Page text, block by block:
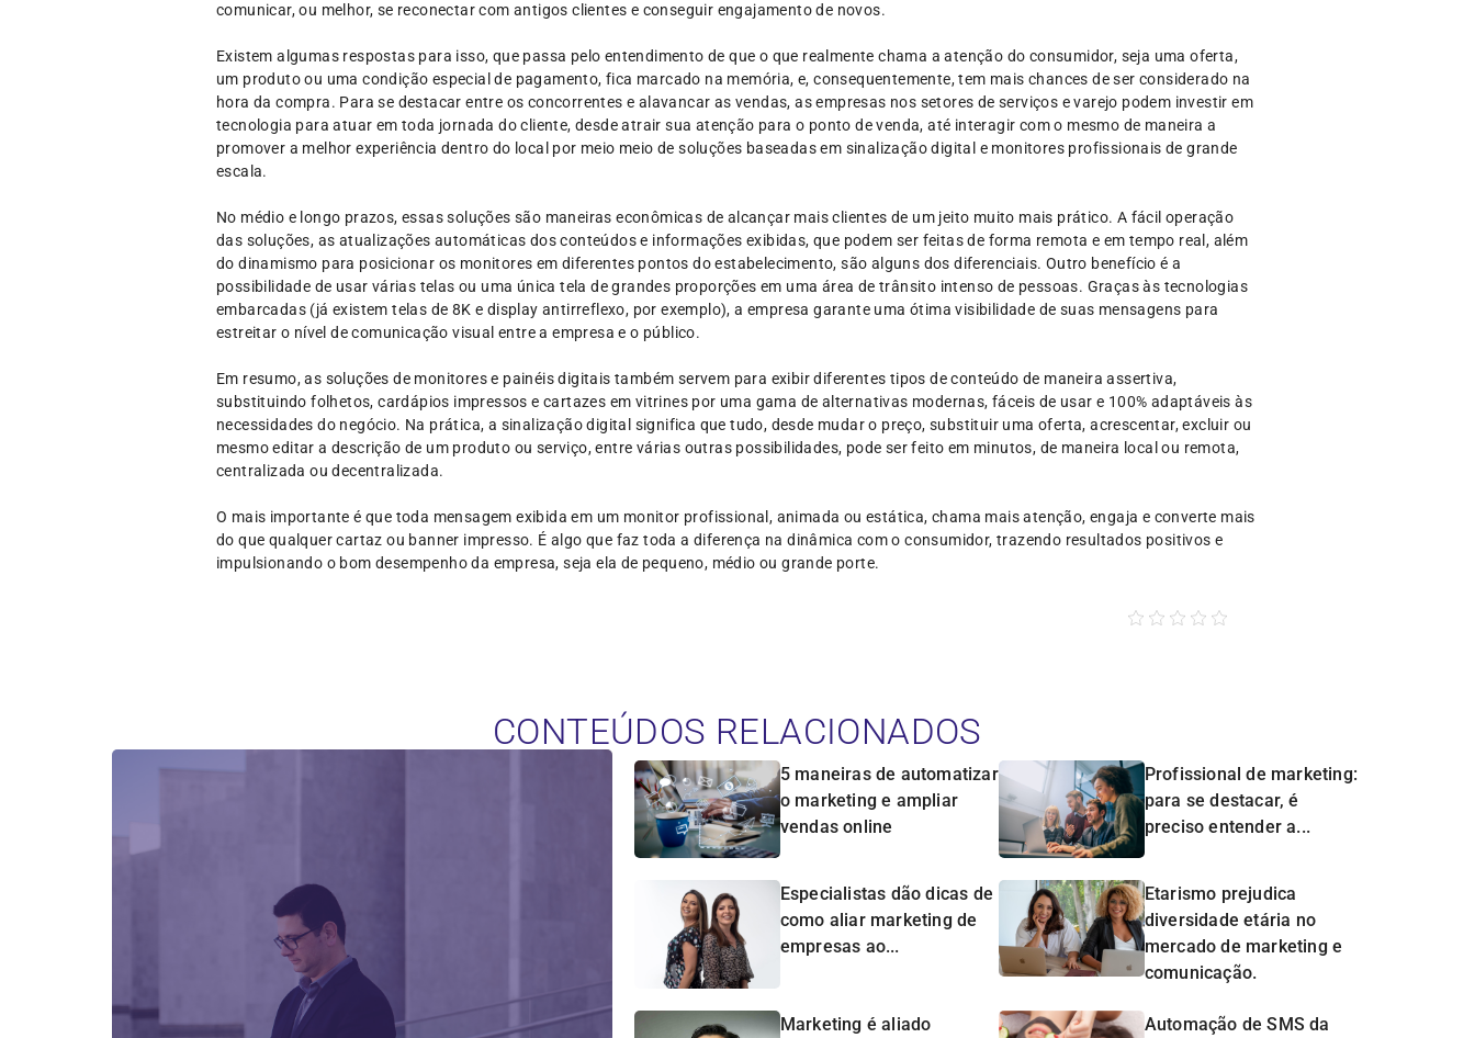
comunicar, ou melhor, se reconectar com antigos clientes e conseguir engajamento de novos.
Existem algumas respostas para isso, que passa pelo entendimento de que o que realmente chama a atenção do consumidor, seja uma oferta,
um produto ou uma condição especial de pagamento, fica marcado na memória, e, consequentemente, tem mais chances de ser considerado na
hora da compra. Para se destacar entre os concorrentes e alavancar as vendas, as empresas nos setores de serviços e varejo podem investir em
tecnologia para atuar em toda jornada do cliente, desde atrair sua atenção para o ponto de venda, até interagir com o mesmo de maneira a
promover a melhor experiência dentro do local por meio meio de soluções baseadas em sinalização digital e monitores profissionais de grande
escala.
No médio e longo prazos, essas soluções são maneiras econômicas de alcançar mais clientes de um jeito muito mais prático. A fácil operação
das soluções, as atualizações automáticas dos conteúdos e informações exibidas, que podem ser feitas de forma remota e em tempo real, além
do dinamismo para posicionar os monitores em diferentes pontos do estabelecimento, são alguns dos diferenciais. Outro benefício é a
possibilidade de usar várias telas ou uma única tela de grandes proporções em uma área de trânsito intenso de pessoas. Graças às tecnologias
embarcadas (já existem telas de 8K e display antirreflexo, por exemplo), a empresa garante uma ótima visibilidade de suas mensagens para
estreitar o nível de comunicação visual entre a empresa e o público.
Em resumo, as soluções de monitores e painéis digitais também servem para exibir diferentes tipos de conteúdo de maneira assertiva,
substituindo folhetos, cardápios impressos e cartazes em vitrines por uma gama de alternativas modernas, fáceis de usar e 100% adaptáveis às
necessidades do negócio. Na prática, a sinalização digital significa que tudo, desde mudar o preço, substituir uma oferta, acrescentar, excluir ou
mesmo editar a descrição de um produto ou serviço, entre várias outras possibilidades, pode ser feito em minutos, de maneira local ou remota,
centralizada ou decentralizada.
O mais importante é que toda mensagem exibida em um monitor profissional, animada ou estática, chama mais atenção, engaja e converte mais
do que qualquer cartaz ou banner impresso. É algo que faz toda a diferença na dinâmica com o consumidor, trazendo resultados positivos e
impulsionando o bom desempenho da empresa, seja ela de pequeno, médio ou grande porte.
CONTEÚDOS RELACIONADOS
5 maneiras de automatizar
o marketing e ampliar
vendas online
Profissional de marketing:
para se destacar, é
preciso entender a...
Especialistas dão dicas de
como aliar marketing de
empresas ao...
Etarismo prejudica
diversidade etária no
mercado de marketing e
comunicação.
Marketing é aliado
Automação de SMS da